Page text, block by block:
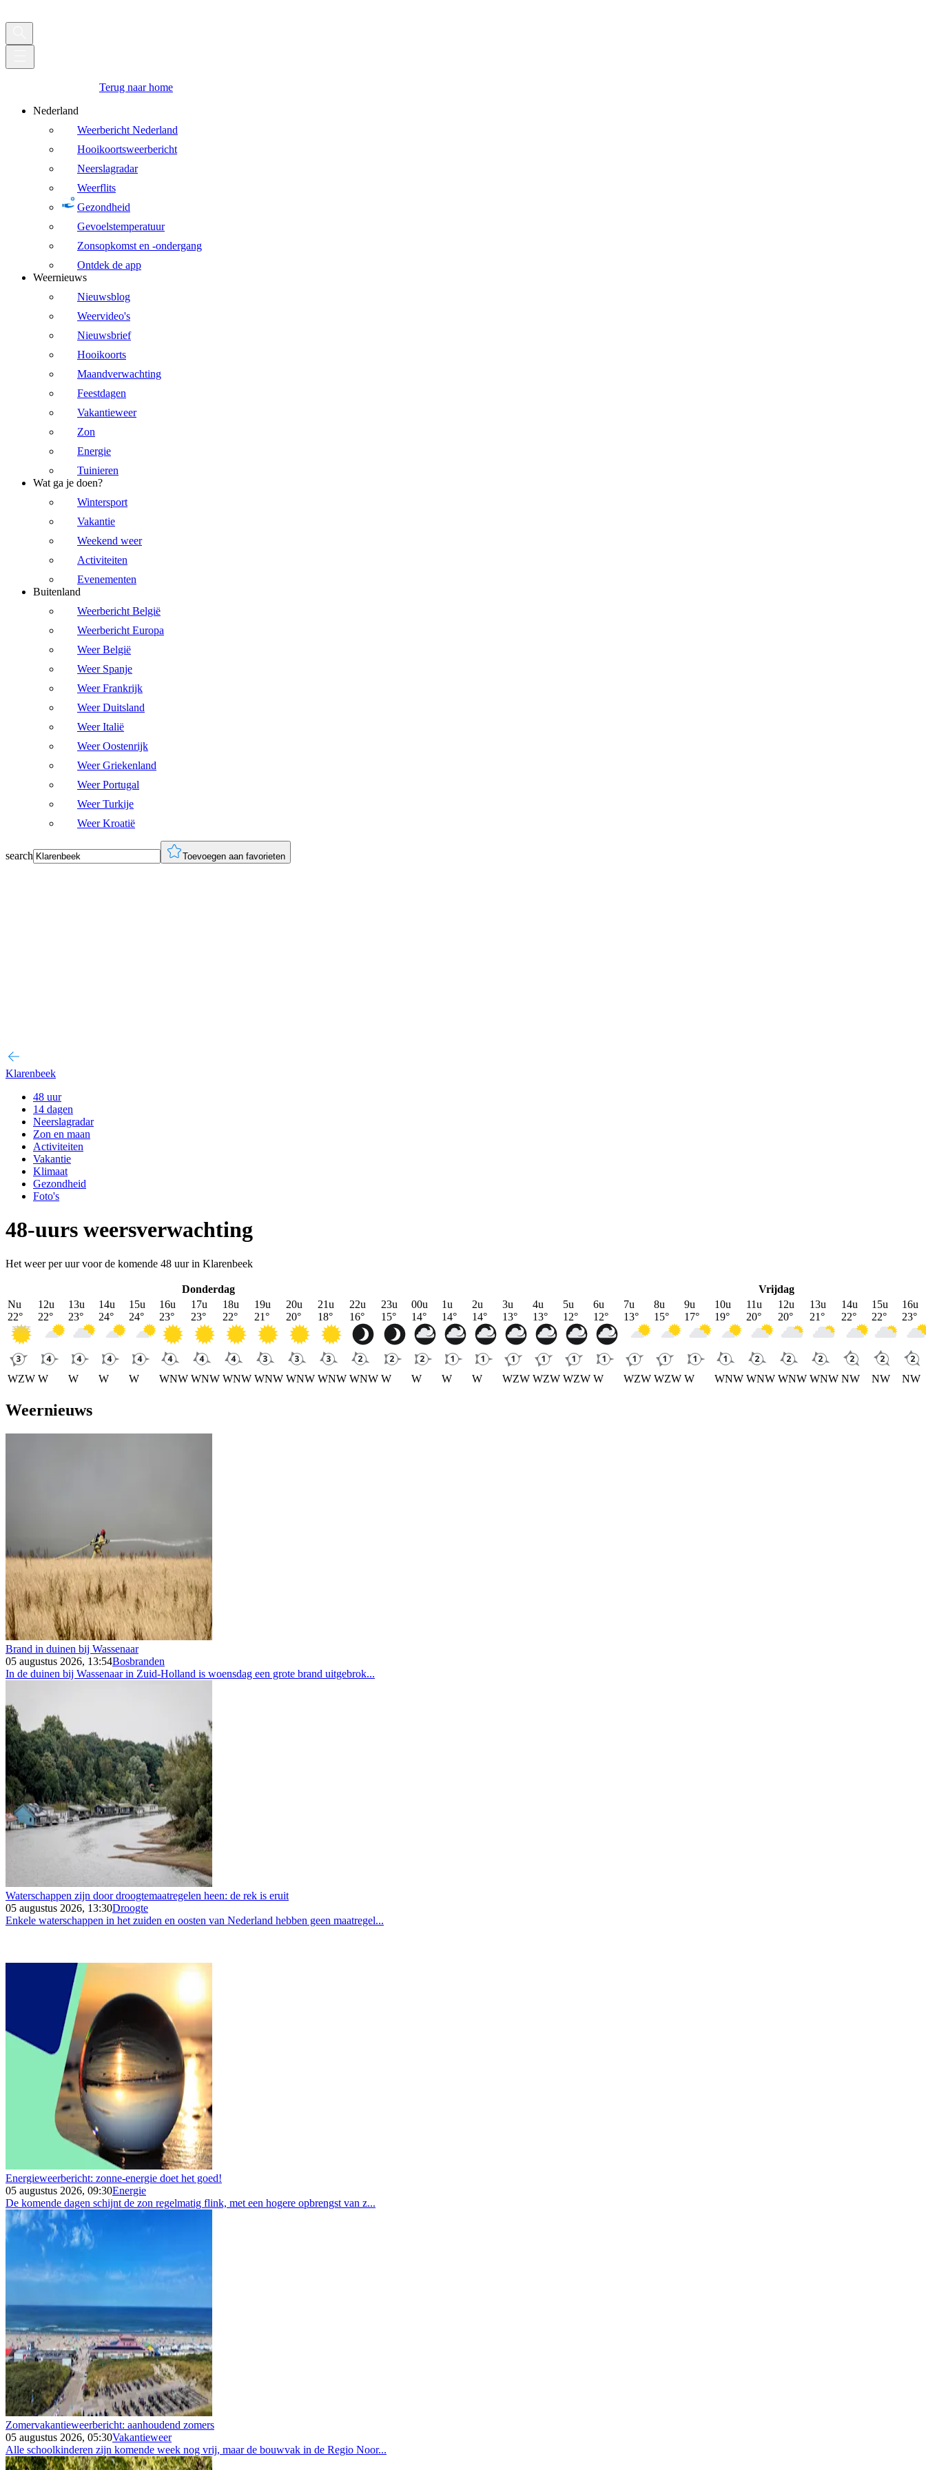
Terug naar home
Nederland
Weerbericht Nederland
Hooikoortsweerbericht
Neerslagradar
Weerflits
Gezondheid
Gevoelstemperatuur
Zonsopkomst en -ondergang
Ontdek de app
Weernieuws
Nieuwsblog
Weervideo's
Nieuwsbrief
Hooikoorts
Maandverwachting
Feestdagen
Vakantieweer
Zon
Energie
Tuinieren
Wat ga je doen?
Wintersport
Vakantie
Weekend weer
Activiteiten
Evenementen
Buitenland
Weerbericht België
Weerbericht Europa
Weer België
Weer Spanje
Weer Frankrijk
Weer Duitsland
Weer Italië
Weer Oostenrijk
Weer Griekenland
Weer Portugal
Weer Turkije
Weer Kroatië
search Toevoegen aan favorieten
Klarenbeek
48 uur
14 dagen
Neerslagradar
Zon en maan
Activiteiten
Vakantie
Klimaat
Gezondheid
Foto's
48-uurs weersverwachting
Het weer per uur voor de komende 48 uur in Klarenbeek
Donderdag
Vrijdag
Nu
22°
WZW
12u
22°
W
13u
23°
W
14u
24°
W
15u
24°
W
16u
23°
WNW
17u
23°
WNW
18u
22°
WNW
19u
21°
WNW
20u
20°
WNW
21u
18°
WNW
22u
16°
WNW
23u
15°
W
00u
14°
W
1u
14°
W
2u
14°
W
3u
13°
WZW
4u
13°
WZW
5u
12°
WZW
6u
12°
W
7u
13°
WZW
8u
15°
WZW
9u
17°
W
10u
19°
WNW
11u
20°
WNW
12u
20°
WNW
13u
21°
WNW
14u
22°
NW
15u
22°
NW
16u
23°
NW
Weernieuws
Brand in duinen bij Wassenaar
05 augustus 2026, 13:54Bosbranden
In de duinen bij Wassenaar in Zuid-Holland is woensdag een grote brand uitgebrok...
Waterschappen zijn door droogtemaatregelen heen: de rek is eruit
05 augustus 2026, 13:30Droogte
Enkele waterschappen in het zuiden en oosten van Nederland hebben geen maatregel...
Energieweerbericht: zonne-energie doet het goed!
05 augustus 2026, 09:30Energie
De komende dagen schijnt de zon regelmatig flink, met een hogere opbrengst van z...
Zomervakantieweerbericht: aanhoudend zomers
05 augustus 2026, 05:30Vakantieweer
Alle schoolkinderen zijn komende week nog vrij, maar de bouwvak in de Regio Noor...